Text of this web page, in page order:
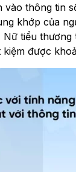
thông tin
khớp của
tiểu
được